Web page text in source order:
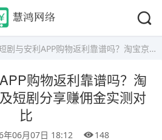
安利APP购物返利靠谱吗？淘宝京东领券返现及短剧分享赚佣金实测对比
购物返利靠谱吗？淘
短剧分享赚佣金实测对
比
年06月07日 18:12 148